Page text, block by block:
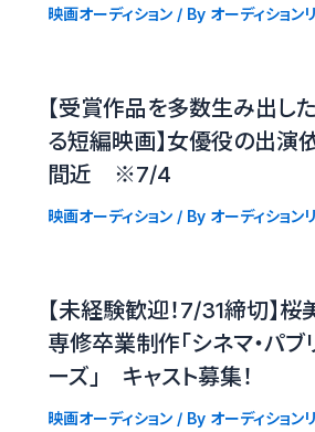
映画オーディション/ By オーディション
【受賞作品を多数生み出し
る短編映画】女優役の出演
間近 ※7/4
映画オーディション/ By オーディション
【未経験歓迎！7/31締切】
専修卒業制作「シネマ・パブ
ーズ」 キャスト募集！
映画オーディション/ By オーディション